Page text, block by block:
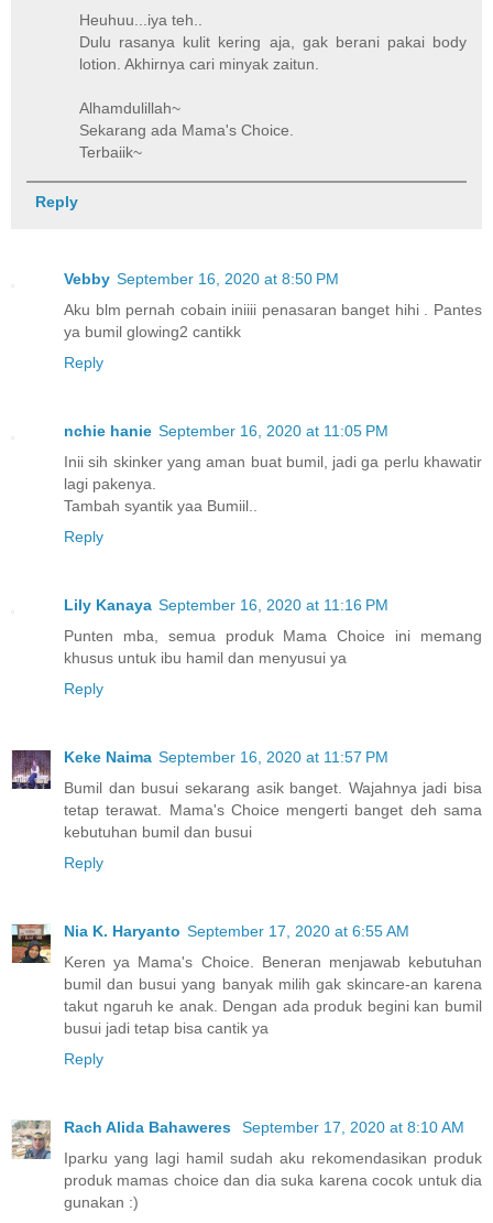
Heuhuu...iya teh..
Dulu rasanya kulit kering aja, gak berani pakai body
lotion. Akhirnya cari minyak zaitun.
Alhamdulillah~
Sekarang ada Mama's Choice.
Terbaiik~
Reply
Vebby September 16, 2020 at 8:50 PM
Aku blm pernah cobain iniiii penasaran banget hihi . Pantes
ya bumil glowing2 cantikk
Reply
nchie hanie September 16, 2020 at 11:05 PM
Inii sih skinker yang aman buat bumil, jadi ga perlu khawatir
lagi pakenya.
Tambah syantik yaa Bumiil..
Reply
Lily Kanaya September 16, 2020 at 11:16 PM
Punten mba, semua produk Mama Choice ini memang
khusus untuk ibu hamil dan menyusui ya
Reply
Keke Naima September 16, 2020 at 11:57 PM
Bumil dan busui sekarang asik banget. Wajahnya jadi bisa
tetap terawat. Mama's Choice mengerti banget deh sama
kebutuhan bumil dan busui
Reply
Nia K. Haryanto September 17, 2020 at 6:55 AM
Keren ya Mama's Choice. Beneran menjawab kebutuhan
bumil dan busui yang banyak milih gak skincare-an karena
takut ngaruh ke anak. Dengan ada produk begini kan bumil
busui jadi tetap bisa cantik ya
Reply
Rach Alida Bahaweres
September 17, 2020 at 8:10 AM
Iparku yang lagi hamil sudah aku rekomendasikan produk
produk mamas choice dan dia suka karena cocok untuk dia
gunakan :)